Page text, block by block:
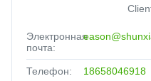
Электронная
почта:
Телефон: 18658046918